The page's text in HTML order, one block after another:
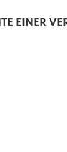
EINER